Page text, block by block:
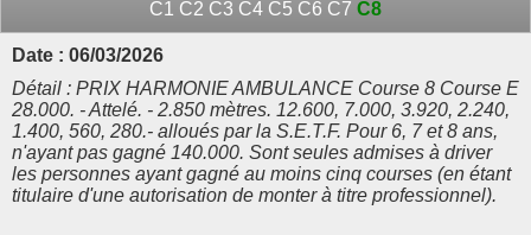
C1 C2 C3 C4 C5 C6 C7 C8
Date : 06/03/2026
Détail : PRIX HARMONIE AMBULANCE Course 8 Course E
28.000. - Attelé. - 2.850 mètres. 12.600, 7.000, 3.920, 2.240,
1.400, 560, 280.- alloués par la S.E.T.F. Pour 6, 7 et 8 ans,
n'ayant pas gagné 140.000. Sont seules admises à driver
les personnes ayant gagné au moins cinq courses (en étant
titulaire d'une autorisation de monter à titre professionnel).